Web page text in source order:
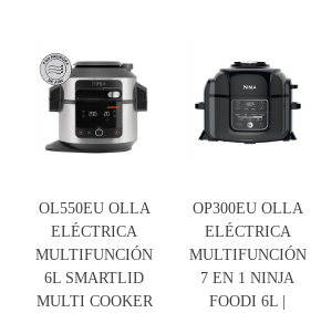
OL550EU OLLA
ELÉCTRICA
MULTIFUNCIÓN
6L SMARTLID
MULTI COOKER
OP300EU OLLA
ELÉCTRICA
MULTIFUNCIÓN
7 EN 1 NINJA
FOODI 6L |